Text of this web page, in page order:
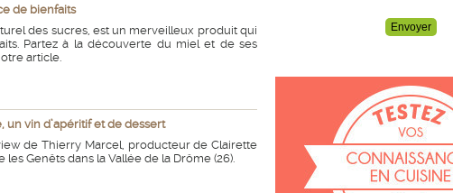
de bienfaits
des sucres, est un merveilleux produit qui
Partez à la découverte du miel et de ses
article.
un vin d’apéritif et de dessert
de Thierry Marcel, producteur de Clairette
les Genêts dans la Vallée de la Drôme (26).